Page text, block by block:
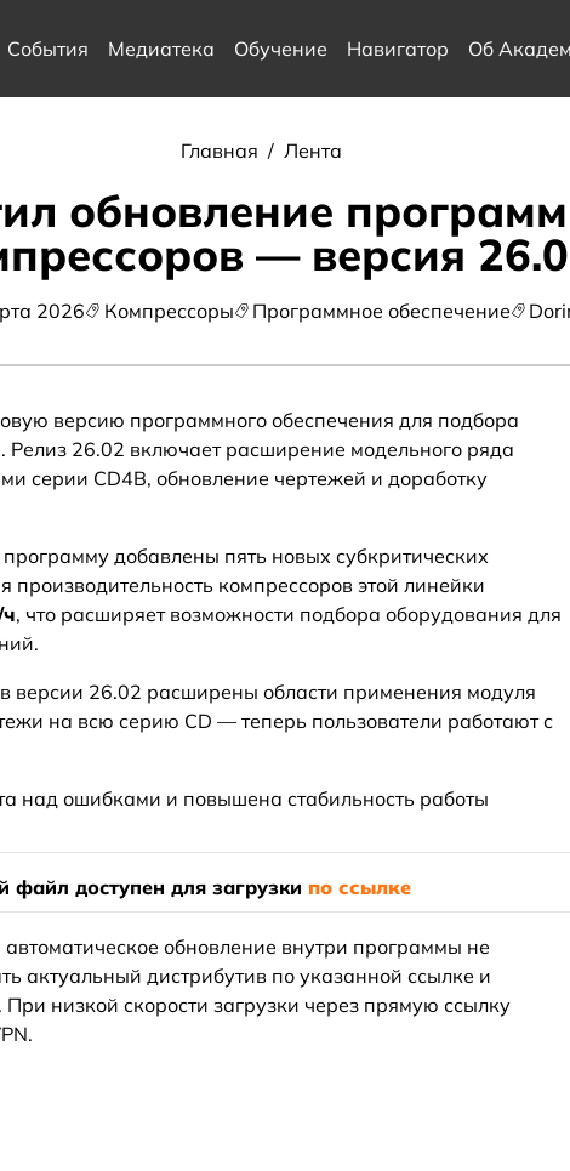
События Медиатека Обучение Навигатор Об
Главная / Лента
обновление
— версия
2026 Компрессоры Программное обеспечение
версию программного обеспечения для подбора
Релиз 26.02 включает расширение модельного ряда
серии CD4B, обновление чертежей и доработку
добавлены пять новых субкритических
компрессоров этой линейки
, что расширяет возможности подбора оборудования для
версии 26.02 расширены области применения модуля
на всю серию CD — теперь пользователи работают с
над ошибками и повышена стабильность работы
файл доступен для загрузки по ссылке
обновление внутри программы не
актуальный дистрибутив по указанной ссылке и
низкой скорости загрузки через прямую ссылку